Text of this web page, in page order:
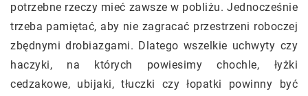
potrzebne rzeczy mieć zawsze w pobliżu. Jednocześnie
trzeba pamiętać, aby nie zagracać przestrzeni roboczej
zbędnymi drobiazgami. Dlatego wszelkie uchwyty czy
haczyki, na których powiesimy chochle, łyżki
cedzakowe, ubijaki, tłuczki czy łopatki powinny być